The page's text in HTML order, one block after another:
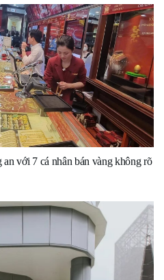
với 7 cá nhân bán vàng không rõ